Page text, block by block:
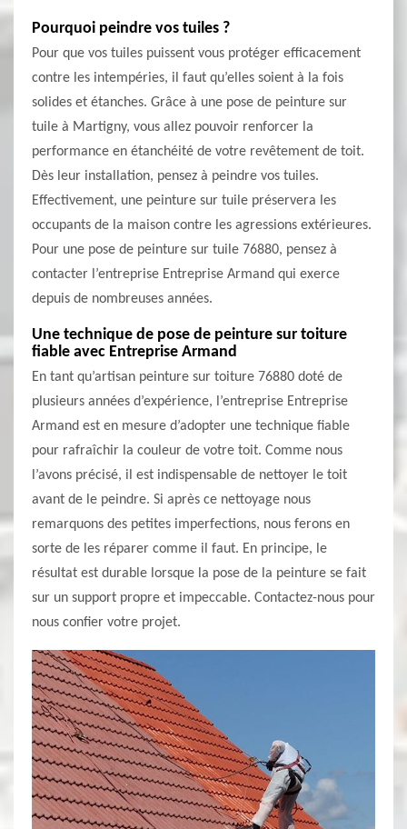
Pourquoi peindre vos tuiles ?
Pour que vos tuiles puissent vous protéger efficacement
contre les intempéries, il faut qu’elles soient à la fois
solides et étanches. Grâce à une pose de peinture sur
tuile à Martigny, vous allez pouvoir renforcer la
performance en étanchéité de votre revêtement de toit.
Dès leur installation, pensez à peindre vos tuiles.
Effectivement, une peinture sur tuile préservera les
occupants de la maison contre les agressions extérieures.
Pour une pose de peinture sur tuile 76880, pensez à
contacter l’entreprise Entreprise Armand qui exerce
depuis de nombreuses années.
Une technique de pose de peinture sur toiture
fiable avec Entreprise Armand
En tant qu’artisan peinture sur toiture 76880 doté de
plusieurs années d’expérience, l’entreprise Entreprise
Armand est en mesure d’adopter une technique fiable
pour rafraîchir la couleur de votre toit. Comme nous
l’avons précisé, il est indispensable de nettoyer le toit
avant de le peindre. Si après ce nettoyage nous
remarquons des petites imperfections, nous ferons en
sorte de les réparer comme il faut. En principe, le
résultat est durable lorsque la pose de la peinture se fait
sur un support propre et impeccable. Contactez-nous pour
nous confier votre projet.